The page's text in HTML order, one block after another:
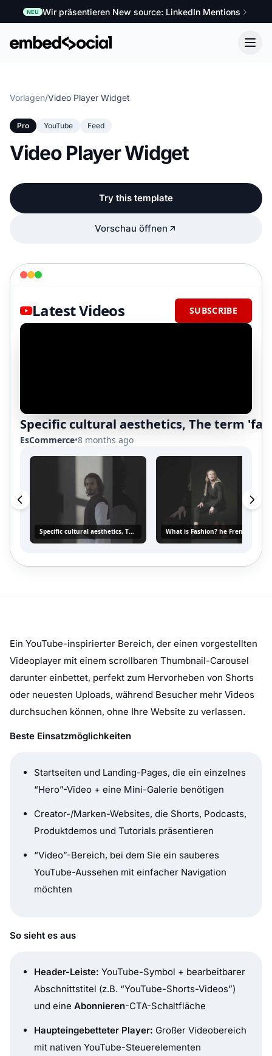
NEU Wir präsentieren New source: LinkedIn Mentions
Vorlagen/Video Player Widget
Pro YouTube Feed
Video Player Widget
Try this template
Vorschau öffnen
Ein YouTube-inspirierter Bereich, der einen vorgestellten
Videoplayer mit einem scrollbaren Thumbnail-Carousel
darunter einbettet, perfekt zum Hervorheben von Shorts
oder neuesten Uploads, während Besucher mehr Videos
durchsuchen können, ohne Ihre Website zu verlassen.
Beste Einsatzmöglichkeiten
Startseiten und Landing-Pages, die ein einzelnes
“Hero”-Video + eine Mini-Galerie benötigen
Creator-/Marken-Websites, die Shorts, Podcasts,
Produktdemos und Tutorials präsentieren
“Video”-Bereich, bei dem Sie ein sauberes
YouTube-Aussehen mit einfacher Navigation
möchten
So sieht es aus
Header-Leiste: YouTube-Symbol + bearbeitbarer
Abschnittstitel (z.B. “YouTube-Shorts-Videos”)
und eine Abonnieren-CTA-Schaltfläche
Haupteingebetteter Player: Großer Videobereich
mit nativen YouTube-Steuerelementen